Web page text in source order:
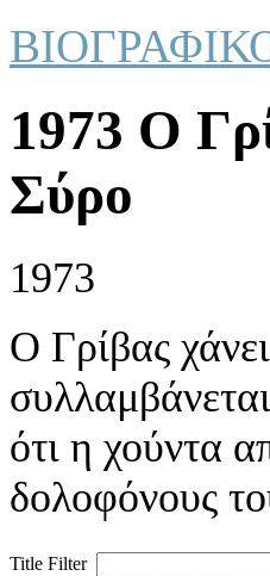
1973 Ο
Σύρο
1973
Ο Γρίβας
ότι η χούντα
δολοφόνους
Title Filter